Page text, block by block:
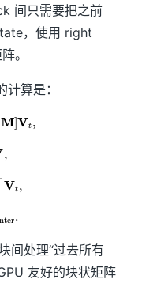
间只需要把之前
，使用 right
。
算是：
O_{\mathrm{intra}} =
M]Vt ,
O_{\mathrm{inter}} =
,
{KV} \leftarrow
Vt ,
O_t = \mathbf
.
间处理“过去所有
友好的块状矩阵